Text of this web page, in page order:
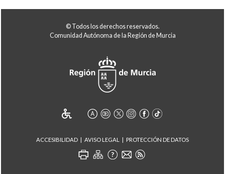
© Todos los derechos reservados.
Comunidad Autónoma de la Región de Murcia
ACCESIBILIDAD AVISO LEGAL PROTECCIÓN DE DATOS